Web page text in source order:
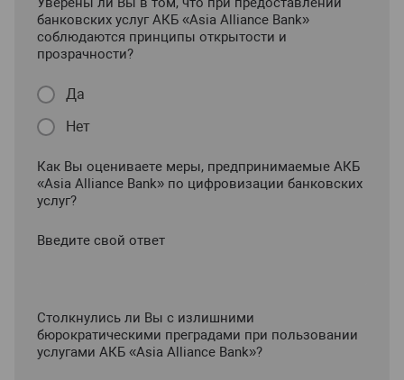
банковских услуг АКБ «Asia Alliance Bank»
соблюдаются принципы открытости и
прозрачности?
Да
Нет
Как Вы оцениваете меры, предпринимаемые АКБ
«Asia Alliance Bank» по цифровизации банковских
услуг?
Введите свой ответ
Столкнулись ли Вы с излишними
бюрократическими преградами при пользовании
услугами АКБ «Asia Alliance Bank»?